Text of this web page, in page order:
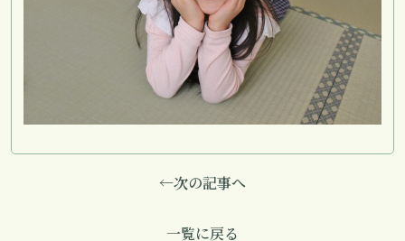
←次の記事へ
一覧に戻る